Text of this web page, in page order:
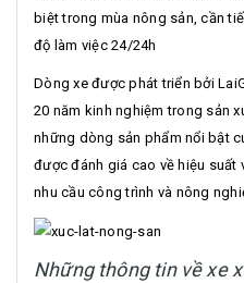
biệt trong mùa nông sản, cần
độ làm việc 24/24h
Dòng xe được phát triển bởi
20 năm kinh nghiệm trong sản
những dòng sản phẩm nổi bật
được đánh giá cao về hiệu suất
nhu cầu công trình và nông
Những thông tin về xe